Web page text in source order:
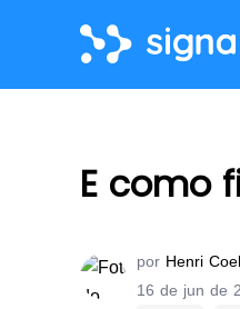
E como
por Henri
16 de jun de